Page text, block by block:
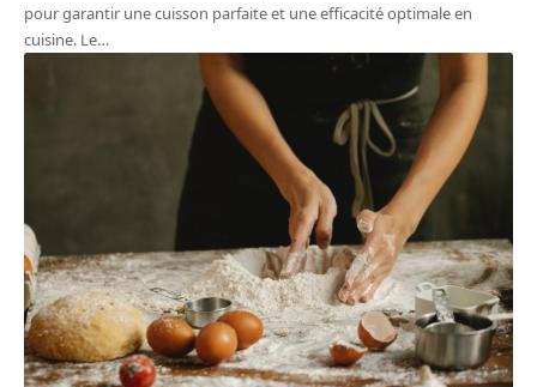
pour garantir une cuisson parfaite et une efficacité optimale en
cuisine. Le…